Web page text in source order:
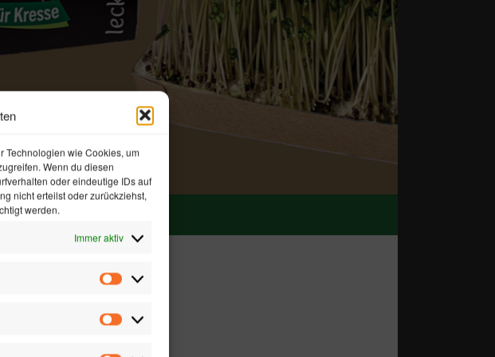
Technologien wie Cookies, um
Wenn du diesen
oder eindeutige IDs auf
nicht erteilst oder zurückziehst,
werden.
Immer aktiv
Vorlieben
Statistiken
der Natur